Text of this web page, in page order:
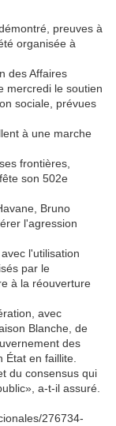
preuves à
organisée à
des Affaires
mercredi le soutien
sociale, prévues
à une marche
frontières,
son 502e
Bruno
l'agression
l'utilisation
par le
à la réouverture
avec
Blanche, de
des
État en faillite.
du consensus qui
a-t-il assuré.
276734-